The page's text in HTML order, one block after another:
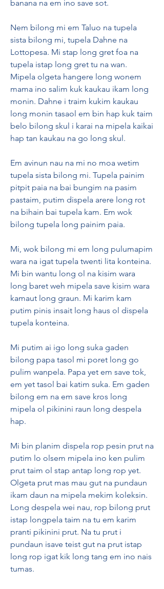
banana na em ino save sot.
Nem bilong mi em Taluo na tupela
sista bilong mi, tupela Dahne na
Lottopesa. Mi stap long gret foa na
tupela istap long gret tu na wan.
Mipela olgeta hangere long wonem
mama ino salim kuk kaukau ikam long
monin. Dahne i traim kukim kaukau
long monin tasaol em bin hap kuk taim
belo bilong skul i karai na mipela kaikai
hap tan kaukau na go long skul.
Em avinun nau na mi no moa wetim
tupela sista bilong mi. Tupela painim
pitpit paia na bai bungim na pasim
pastaim, putim dispela arere long rot
na bihain bai tupela kam. Em wok
bilong tupela long painim paia.
Mi, wok bilong mi em long pulumapim
wara na igat tupela twenti lita konteina.
Mi bin wantu long ol na kisim wara
long baret weh mipela save kisim wara
kamaut long graun. Mi karim kam
putim pinis insait long haus ol dispela
tupela konteina.
Mi putim ai igo long suka gaden
bilong papa tasol mi poret long go
pulim wanpela. Papa yet em save tok,
em yet tasol bai katim suka. Em gaden
bilong em na em save kros long
mipela ol pikinini raun long despela
hap.
Mi bin planim dispela rop pesin prut na
putim lo olsem mipela ino ken pulim
prut taim ol stap antap long rop yet.
Olgeta prut mas mau gut na pundaun
ikam daun na mipela mekim koleksin.
Long despela wei nau, rop bilong prut
istap longpela taim na tu em karim
pranti pikinini prut. Na tu prut i
pundaun isave teist gut na prut istap
long rop igat kik long tang em ino nais
tumas.